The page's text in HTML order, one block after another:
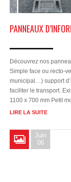
PANNEAUX
Découvrez nos
Simple face ou recto-
municipal…) support
faciliter le transport.
1100 x 700 mm Petit
LIRE LA SUITE
Juin
06